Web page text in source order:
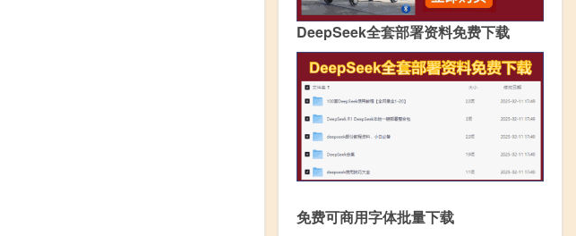
DeepSeek全套部署资料免费下载
免费可商用字体批量下载